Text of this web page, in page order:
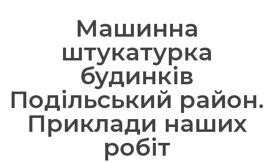
Машинна
штукатурка
будинків
Подільський район.
Приклади наших
робіт